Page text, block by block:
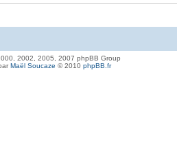
2002, 2005, 2007 phpBB Group
Maël Soucaze © 2010 phpBB.fr